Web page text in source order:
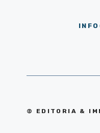
© EDITORIA &